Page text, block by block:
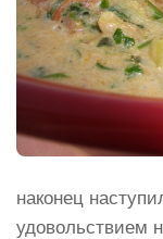
наконец
удовольствием